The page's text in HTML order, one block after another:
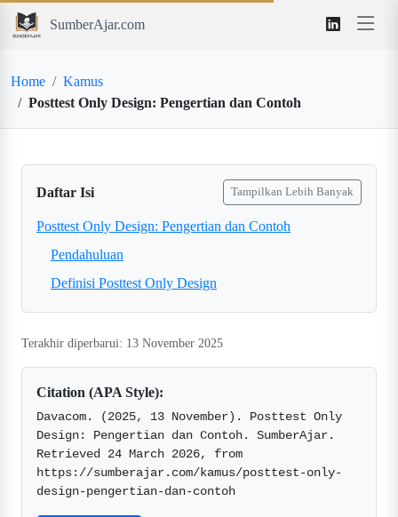
SumberAjar.com
Home
Kamus
Posttest Only Design: Pengertian dan Contoh
Daftar Isi Tampilkan Lebih Banyak
Posttest Only Design: Pengertian dan Contoh
Pendahuluan
Definisi Posttest Only Design
Terakhir diperbarui: 13 November 2025
Citation (APA Style):
Davacom. (2025, 13 November). Posttest Only
Design: Pengertian dan Contoh. SumberAjar.
Retrieved 24 March 2026, from
https://sumberajar.com/kamus/posttest-only-
design-pengertian-dan-contoh